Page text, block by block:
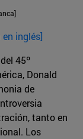
en inglés]
45º
Donald
de
tanto en
Los